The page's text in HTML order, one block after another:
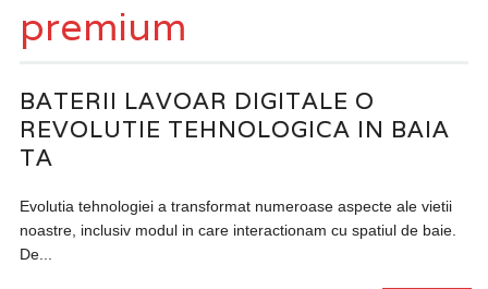
premium
BATERII LAVOAR DIGITALE O
REVOLUTIE TEHNOLOGICA IN BAIA
TA
Evolutia tehnologiei a transformat numeroase aspecte ale vietii
noastre, inclusiv modul in care interactionam cu spatiul de baie.
De...